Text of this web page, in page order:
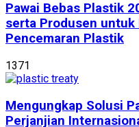
Pawai Bebas Plastik
serta Produsen
Pencemaran Plastik
1371
Mengungkap Solusi
Perjanjian